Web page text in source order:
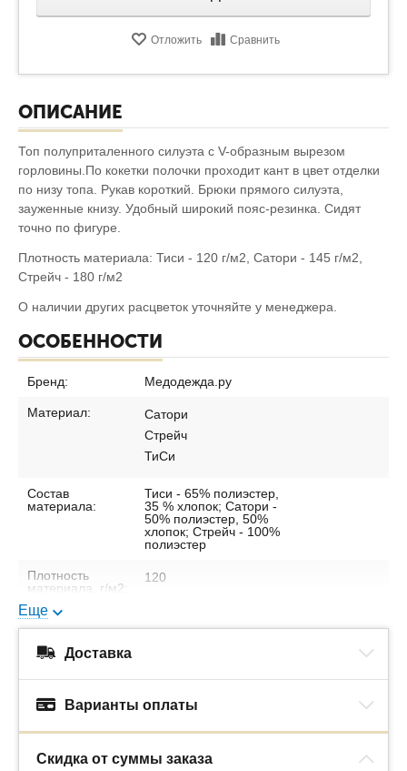
Отложить Сравнить
ОПИСАНИЕ
Топ полуприталенного силуэта с V-образным вырезом
горловины.По кокетки полочки проходит кант в цвет отделки
по низу топа. Рукав короткий. Брюки прямого силуэта,
зауженные книзу. Удобный широкий пояс-резинка. Сидят
точно по фигуре.
Плотность материала: Тиси - 120 г/м2, Сатори - 145 г/м2,
Стрейч - 180 г/м2
О наличии других расцветок уточняйте у менеджера.
ОСОБЕННОСТИ
Бренд: Медодежда.ру
Материал:
Сатори
Стрейч
ТиСи
Состав
материала:
Тиси - 65% полиэстер,
35 % хлопок; Сатори -
50% полиэстер, 50%
хлопок; Стрейч - 100%
полиэстер
Плотность
материала, г/м2:
120
Еще
Доставка
Варианты оплаты
Скидка от суммы заказа